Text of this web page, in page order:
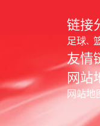
链接
足球
友情
网站
网站地